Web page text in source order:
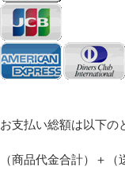
Eメール
お支払い総額は以下の
（商品代金合計）＋（